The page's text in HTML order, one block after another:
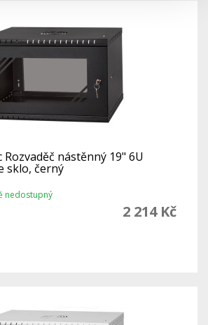
Rozvaděč nástěnný 19" 6U
sklo, černý
nedostupný
2 214 Kč